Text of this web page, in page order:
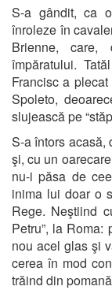
S-a gândit, ca
înroleze în
Brienne,
împăratului.
Francisc a
Spoleto,
slujească pe
S-a întors acasă,
şi, cu un
nu-i păsa de
inima lui doar o
Rege. Neştiind
Petru”, la
nou acel glas şi
cerea în mod
trăind din